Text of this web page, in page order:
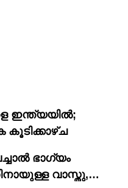
ഇന്ത്യയിൽ;
കൂടിക്കാഴ്ച
ഭാഗ്യം
വാസ്തു,